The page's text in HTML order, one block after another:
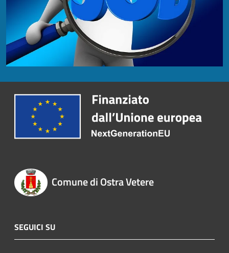
Comune di Ostra Vetere
SEGUICI SU